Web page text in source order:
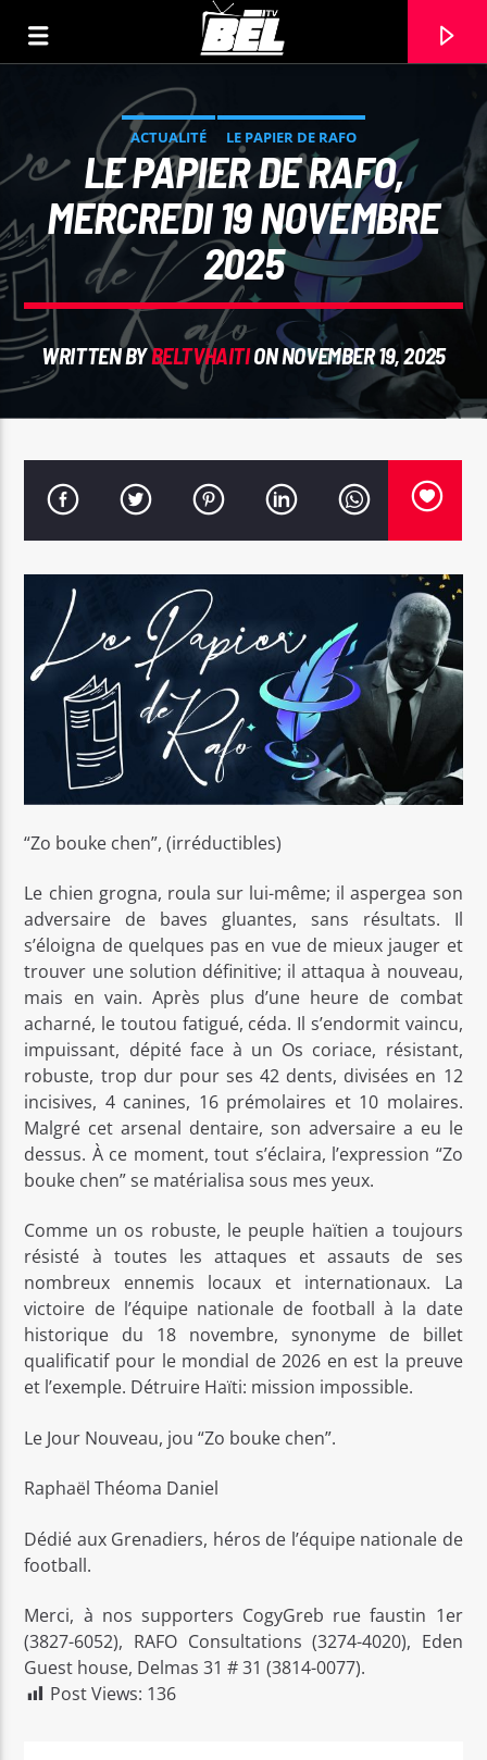
Bel Tv Radio
ACTUALITÉ LE PAPIER DE RAFO
LE PAPIER DE RAFO,
MERCREDI 19 NOVEMBRE
2025
WRITTEN BYBELTVHAITION NOVEMBER 19, 2025
“Zo bouke chen”, (irréductibles)
Le chien grogna, roula sur lui-même; il aspergea son
adversaire de baves gluantes, sans résultats. Il
s’éloigna de quelques pas en vue de mieux jauger et
trouver une solution définitive; il attaqua à nouveau,
mais en vain. Après plus d’une heure de combat
acharné, le toutou fatigué, céda. Il s’endormit vaincu,
impuissant, dépité face à un Os coriace, résistant,
robuste, trop dur pour ses 42 dents, divisées en 12
incisives, 4 canines, 16 prémolaires et 10 molaires.
Malgré cet arsenal dentaire, son adversaire a eu le
dessus. À ce moment, tout s’éclaira, l’expression “Zo
bouke chen” se matérialisa sous mes yeux.
Comme un os robuste, le peuple haïtien a toujours
résisté à toutes les attaques et assauts de ses
nombreux ennemis locaux et internationaux. La
victoire de l’équipe nationale de football à la date
historique du 18 novembre, synonyme de billet
qualificatif pour le mondial de 2026 en est la preuve
et l’exemple. Détruire Haïti: mission impossible.
Le Jour Nouveau, jou “Zo bouke chen”.
Raphaël Théoma Daniel
Dédié aux Grenadiers, héros de l’équipe nationale de
football.
Merci, à nos supporters CogyGreb rue faustin 1er
(3827-6052), RAFO Consultations (3274-4020), Eden
Guest house, Delmas 31 # 31 (3814-0077).
Post Views: 136